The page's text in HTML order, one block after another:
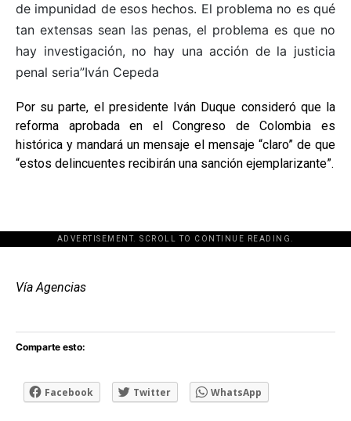
de impunidad de esos hechos. El problema no es qué
tan extensas sean las penas, el problema es que no
hay investigación, no hay una acción de la justicia
penal seria”Iván Cepeda
Por su parte, el presidente Iván Duque consideró que la
reforma aprobada en el Congreso de Colombia es
histórica y mandará un mensaje el mensaje “claro” de que
“estos delincuentes recibirán una sanción ejemplarizante”.
ADVERTISEMENT. SCROLL TO CONTINUE READING.
[adsforwp id="243463"]
Vía Agencias
Comparte esto:
Facebook Twitter WhatsApp